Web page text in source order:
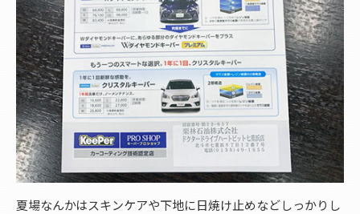
夏場なんかはスキンケアや下地に日焼け止めなどしっかりし